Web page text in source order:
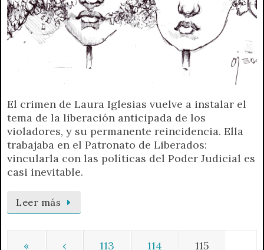
El crimen de Laura Iglesias vuelve a instalar el
tema de la liberación anticipada de los
violadores, y su permanente reincidencia. Ella
trabajaba en el Patronato de Liberados:
vincularla con las políticas del Poder Judicial es
casi inevitable.
Leer más
« ‹ 113 114 115